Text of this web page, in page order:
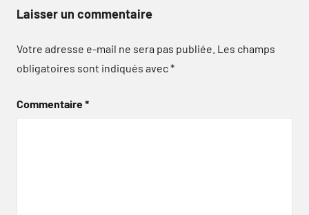
Laisser un commentaire
Votre adresse e-mail ne sera pas publiée. Les champs
obligatoires sont indiqués avec*
Commentaire*